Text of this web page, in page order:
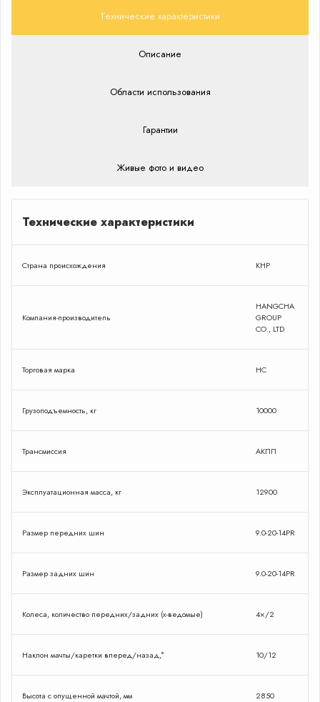
Технические характеристики
Описание
Области использования
Гарантии
Живые фото и видео
Технические характеристики
Страна происхождения КНР
Компания-производитель
HANGCHA
GROUP
CO., LTD
Торговая марка HC
Грузоподъемность, кг 10000
Трансмиссия АКПП
Эксплуатационная масса, кг 12900
Размер передних шин 9.0-20-14PR
Размер задних шин 9.0-20-14PR
Колеса, количество передних/задних (х-ведомые) 4×/2
Наклон мачты/каретки вперед/назад,° 10/12
Высота с опущенной мачтой, мм 2850